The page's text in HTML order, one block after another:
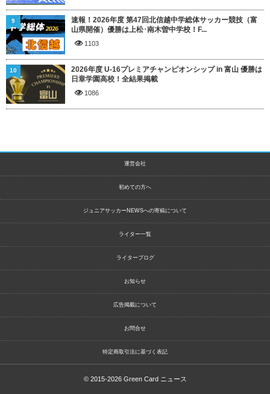
速報！2026年度 第47回北信越中学総体サッカー競技（富
山県開催）優勝は上松･南木曽中学校！F...
1103
9
2026年度 U-16プレミアチャンピオンシップ in 富山 優勝は
日章学園高校！全結果掲載
1086
10
運営会社
初めての方へ
ジュニアサッカーNEWSへの寄稿について
ライター一覧
ライターブログ
お知らせ
広告掲載について
お問合せ
特定商取引法に基づく表記
© 2015-2026 Green Card ニュース